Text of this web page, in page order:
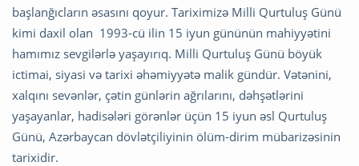
başlanğıcların əsasını qoyur. Tariximizə Milli Qurtuluş Günü
kimi daxil olan 1993-cü ilin 15 iyun gününün mahiyyətini
hamımız sevgilərlə yaşayırıq. Milli Qurtuluş Günü böyük
ictimai, siyasi və tarixi əhəmiyyətə malik gündür. Vətənini,
xalqını sevənlər, çətin günlərin ağrılarını, dəhşətlərini
yaşayanlar, hadisələri görənlər üçün 15 iyun əsl Qurtuluş
Günü, Azərbaycan dövlətçiliyinin ölüm-dirim mübarizəsinin
tarixidir.